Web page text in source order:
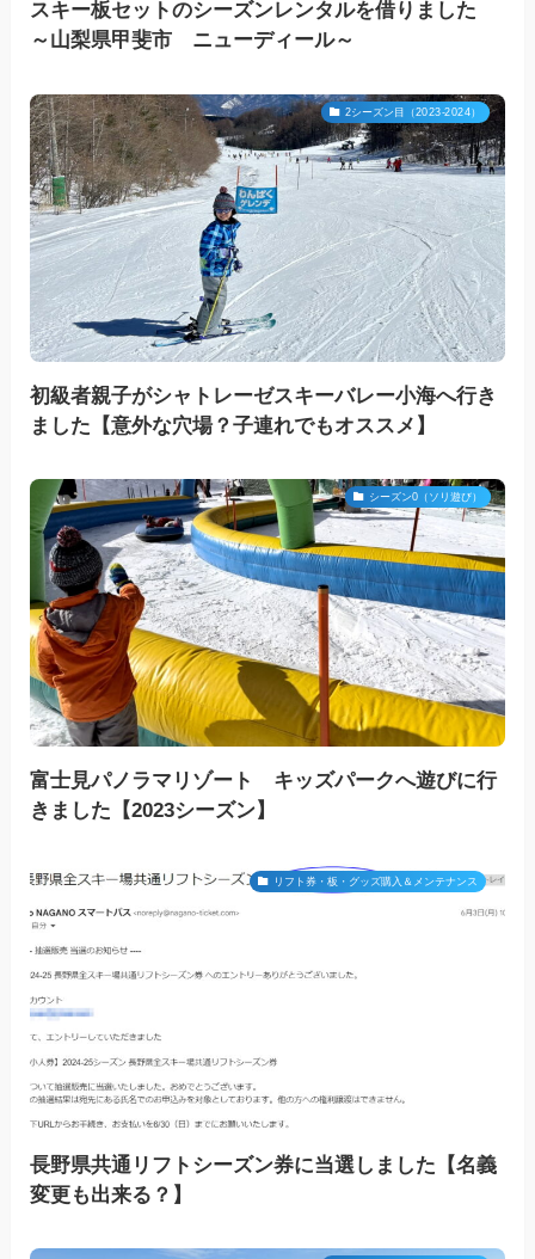
スキー板セットのシーズンレンタルを借りました
～山梨県甲斐市 ニューディール～
2シーズン目（2023-2024）
初級者親子がシャトレーゼスキーバレー小海へ行き
ました【意外な穴場？子連れでもオススメ】
シーズン0（ソリ遊び）
富士見パノラマリゾート キッズパークへ遊びに行
きました【2023シーズン】
リフト券・板・グッズ購入＆メンテナンス
長野県共通リフトシーズン券に当選しました【名義
変更も出来る？】